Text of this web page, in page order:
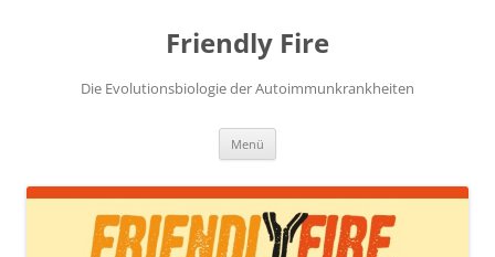
Friendly Fire
Die Evolutionsbiologie der Autoimmunkrankheiten
Menü